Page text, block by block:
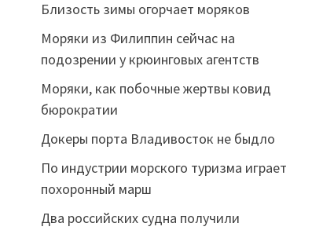
Близость зимы огорчает моряков
Моряки из Филиппин сейчас на
подозрении у крюинговых агентств
Моряки, как побочные жертвы ковид
бюрократии
Докеры порта Владивосток не быдло
По индустрии морского туризма играет
похоронный марш
Два российских судна получили